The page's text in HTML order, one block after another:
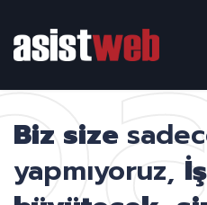
Biz size
yapmıyoruz,